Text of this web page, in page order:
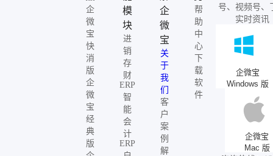
企
微
宝
快
消
版
企
微
宝
经
典
版
模
块
进
销
存
财
ERP
智
能
会
计
ERP
企
微
宝
关
于
我
们
客
户
案
例
解
帮
助
中
心
下
载
软
件
号、视频号、
实时资讯
企微宝
Windows 版
企微宝
Mac 版